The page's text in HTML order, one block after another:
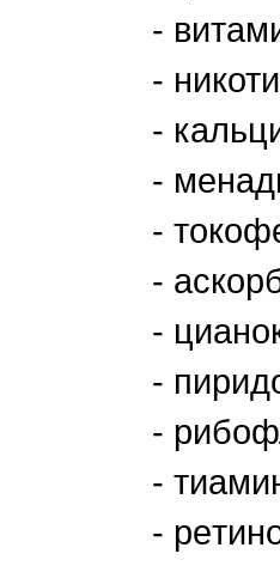
-
-
-
-
-
-
-
-
-
-
-